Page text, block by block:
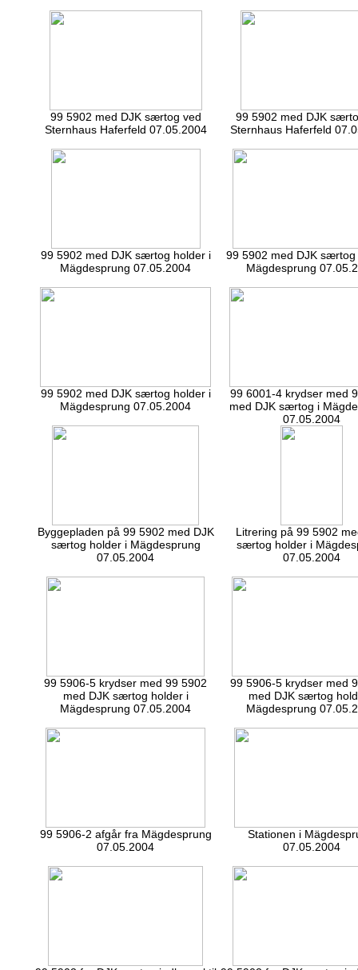
99 5902 med DJK særtog ved
Sternhaus Haferfeld 07.05.2004
99 5902 med DJK
Sternhaus Haferfeld
99 5902 med DJK særtog holder i
Mägdesprung 07.05.2004
99 5902 med DJK særtog
Mägdesprung
99 5902 med DJK særtog holder i
Mägdesprung 07.05.2004
99 6001-4 krydser med
med DJK særtog i
07.05.2004
Byggepladen på 99 5902 med DJK
særtog holder i Mägdesprung
07.05.2004
Litrering på 99 5902
særtog holder i
07.05.2004
99 5906-5 krydser med 99 5902
med DJK særtog holder i
Mägdesprung 07.05.2004
99 5906-5 krydser med
med DJK særtog
Mägdesprung
99 5906-2 afgår fra Mägdesprung
07.05.2004
Stationen i
07.05.2004